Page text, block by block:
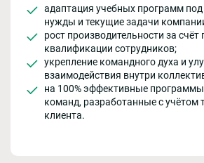
адаптация учебных программ
нужды и текущие задачи
рост производительности за
квалификации сотрудников;
укрепление командного духа и
взаимодействия внутри
на 100% эффективные
команд, разработанные с учётом
клиента.